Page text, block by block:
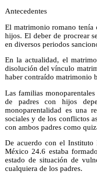
Antecedentes
El matrimonio romano tenía
hijos. El deber de procrear
en diversos periodos
En la actualidad, el
disolución del vínculo
haber contraído matrimonio
Las familias
de padres con hijos
monoparentalidad es una
sociales y de los conflictos
con ambos padres como
De acuerdo con el Instituto
México 24.6 estaba
estado de situación de
cualquiera de los padres.